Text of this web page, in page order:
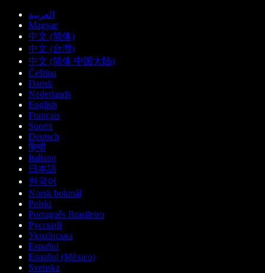
العربية
Magyar
中文 (简体)
中文 (台灣)
中文 (简体 中国大陆)
Čeština
Dansk
Nederlands
English
Français
Suomi
Deutsch
हिन्दी
Italiano
日本語
한국어
Norsk bokmål
Polski
Português Brasileiro
Русский
Українська
Español
Español (México)
Svenska